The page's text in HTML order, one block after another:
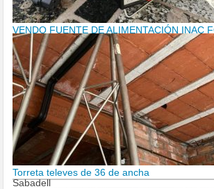
VENDO FUENTE DE ALIMENTACIÓN INAC
Torreta televes de 36 de ancha
Sabadell